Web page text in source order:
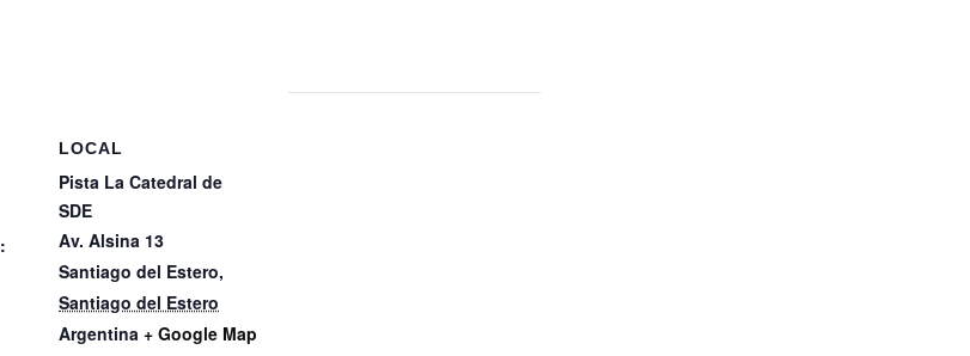
LOCAL
Pista La Catedral de
SDE
Av. Alsina 13
Santiago del Estero,
Santiago del Estero
Argentina + Google Map